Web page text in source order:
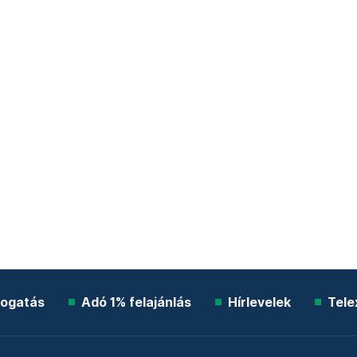
Adó 1% felajánlás Hírlevelek